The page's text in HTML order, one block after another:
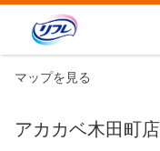
マップを見る
アカカベ木田町店